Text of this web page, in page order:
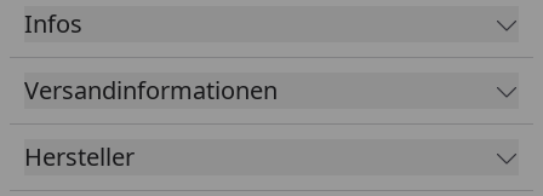
17 mm,
Breite ca. 150 mm, Kantholz ca. 40 x 40 mm
ohne Pflanzkasteneinsatz, ca. 45 Liter
Infos
Versandinformationen
Hersteller